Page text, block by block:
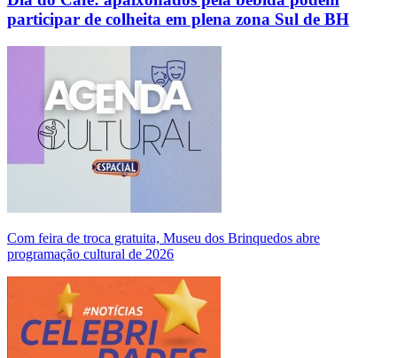
participar de colheita em plena zona Sul de BH
Com feira de troca gratuita, Museu dos Brinquedos abre
programação cultural de 2026